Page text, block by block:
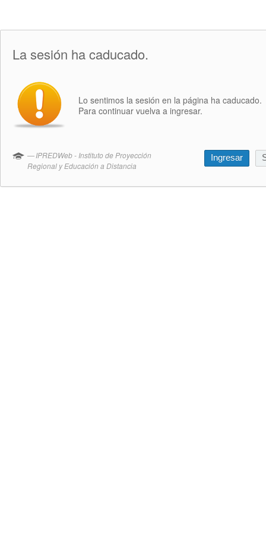
La sesión ha caducado.
Lo sentimos la sesión en la página ha caducado.
Para continuar vuelva a ingresar.
IPREDWeb - Instituto de Proyección
Regional y Educación a Distancia
Ingresar